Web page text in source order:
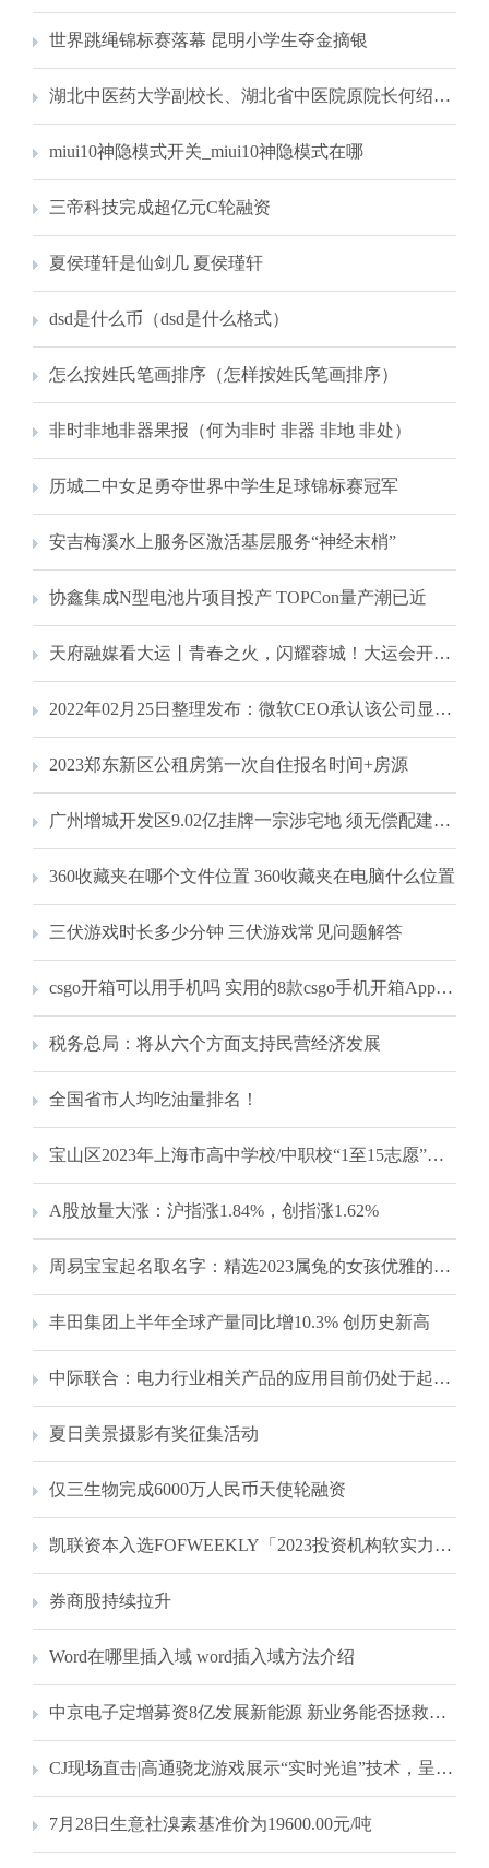
世界跳绳锦标赛落幕 昆明小学生夺金摘银
湖北中医药大学副校长、湖北省中医院原院长何绍斌接受审查调查
miui10神隐模式开关_miui10神隐模式在哪
三帝科技完成超亿元C轮融资
夏侯瑾轩是仙剑几 夏侯瑾轩
dsd是什么币（dsd是什么格式）
怎么按姓氏笔画排序（怎样按姓氏笔画排序）
非时非地非器果报（何为非时 非器 非地 非处）
历城二中女足勇夺世界中学生足球锦标赛冠军
安吉梅溪水上服务区激活基层服务“神经末梢”
协鑫集成N型电池片项目投产 TOPCon量产潮已近
天府融媒看大运丨青春之火，闪耀蓉城！大运会开幕式现场图集来了
2022年02月25日整理发布：微软CEO承认该公司显然错失了移动市场
2023郑东新区公租房第一次自住报名时间+房源
广州增城开发区9.02亿挂牌一宗涉宅地 须无偿配建8万平米科研用房
360收藏夹在哪个文件位置 360收藏夹在电脑什么位置
三伏游戏时长多少分钟 三伏游戏常见问题解答
csgo开箱可以用手机吗 实用的8款csgo手机开箱App一览
税务总局：将从六个方面支持民营经济发展
全国省市人均吃油量排名！
宝山区2023年上海市高中学校/中职校“1至15志愿”统一招生录取最低分数线公布！
A股放量大涨：沪指涨1.84%，创指涨1.62%
周易宝宝起名取名字：精选2023属兔的女孩优雅的好名字
丰田集团上半年全球产量同比增10.3% 创历史新高
中际联合：电力行业相关产品的应用目前仍处于起步阶段
夏日美景摄影有奖征集活动
仅三生物完成6000万人民币天使轮融资
凯联资本入选FOFWEEKLY「2023投资机构软实力排行榜」TOP20！
券商股持续拉升
Word在哪里插入域 word插入域方法介绍
中京电子定增募资8亿发展新能源 新业务能否拯救业绩？
CJ现场直击|高通骁龙游戏展示“实时光追”技术，呈现现实级逼真光照效果
7月28日生意社溴素基准价为19600.00元/吨